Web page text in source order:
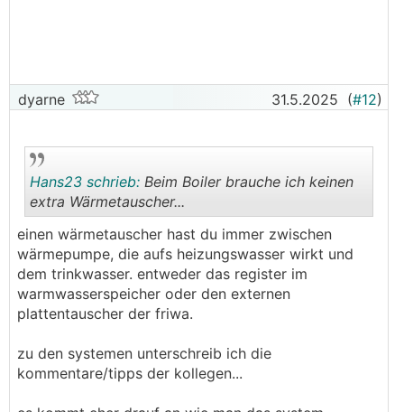
dyarne 31.5.2025 (#12)
..
Hans23 schrieb: Beim Boiler brauche ich keinen
extra Wärmetauscher...
einen wärmetauscher hast du immer zwischen
wärmepumpe, die aufs heizungswasser wirkt und
dem trinkwasser. entweder das register im
warmwasserspeicher oder den externen
plattentauscher der friwa.
zu den systemen unterschreib ich die
kommentare/tipps der kollegen...